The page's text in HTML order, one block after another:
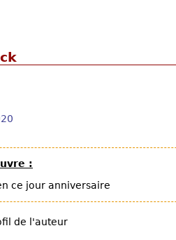
:
ce jour anniversaire
de l'auteur